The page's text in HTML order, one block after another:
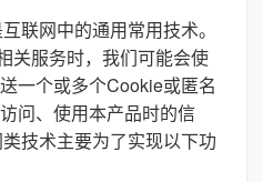
联网中的通用常用技术。
关服务时，我们可能会使
一个或多个Cookie或匿名
问、使用本产品时的信
技术主要为了实现以下功